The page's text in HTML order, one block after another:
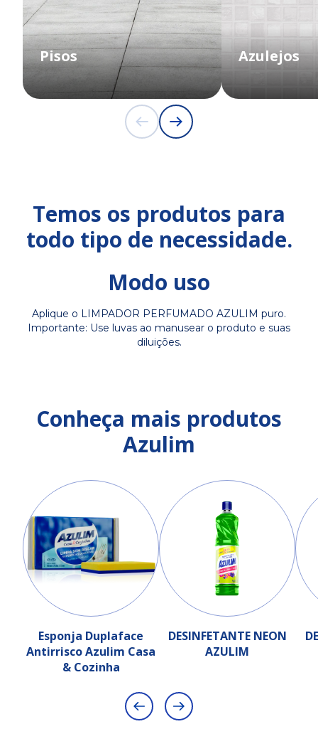
Pisos Azulejos
Temos os produtos para
todo tipo de necessidade.
Modo uso
Aplique o LIMPADOR PERFUMADO AZULIM puro.
Importante: Use luvas ao manusear o produto e suas
diluições.
Conheça mais produtos
Azulim
Esponja Duplaface
Antirrisco Azulim Casa
& Cozinha
DESINFETANTE NEON
AZULIM